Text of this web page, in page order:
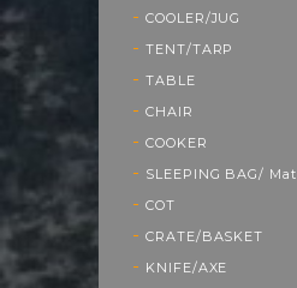
COOLER/JUG
TENT/TARP
TABLE
CHAIR
COOKER
SLEEPING BAG/ Mat
COT
CRATE/BASKET
KNIFE/AXE